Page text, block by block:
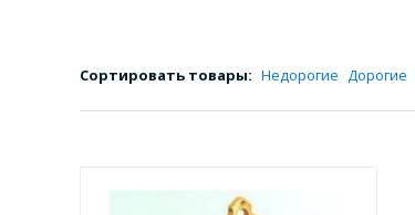
Сортировать товары: Недорогие Дорогие